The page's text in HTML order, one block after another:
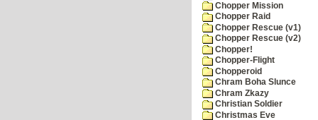
Chopper Mission
Chopper Raid
Chopper Rescue (v1)
Chopper Rescue (v2)
Chopper!
Chopper-Flight
Chopperoid
Chram Boha Slunce
Chram Zkazy
Christian Soldier
Christmas Eve